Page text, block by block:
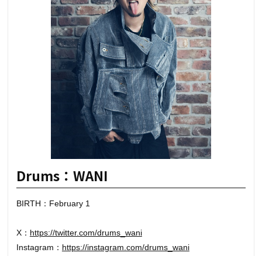
Drums：WANI
BIRTH：February 1
X： https://twitter.com/drums_wani
Instagram： https://instagram.com/drums_wani